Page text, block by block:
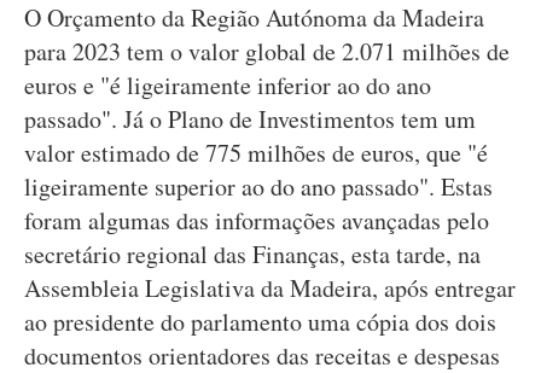
O Orçamento da Região Autónoma da Madeira
para 2023 tem o valor global de 2.071 milhões de
euros e "é ligeiramente inferior ao do ano
passado". Já o Plano de Investimentos tem um
valor estimado de 775 milhões de euros, que "é
ligeiramente superior ao do ano passado". Estas
foram algumas das informações avançadas pelo
secretário regional das Finanças, esta tarde, na
Assembleia Legislativa da Madeira, após entregar
ao presidente do parlamento uma cópia dos dois
documentos orientadores das receitas e despesas